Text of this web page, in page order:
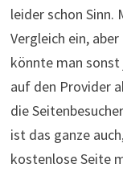
leider schon
Vergleich ein,
könnte man
auf den Provider
die
ist das ganze
kostenlose Seite